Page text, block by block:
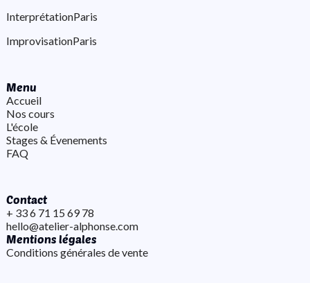
InterprétationParis
ImprovisationParis
Menu
Accueil
Nos cours
L'école
Stages & Évenements
FAQ
Contact
+ 33 6 71 15 69 78
hello@atelier-alphonse.com
Mentions légales
Conditions générales de vente